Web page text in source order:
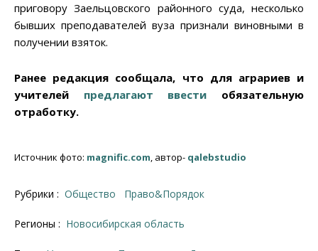
приговору Заельцовского районного суда, несколько
бывших преподавателей вуза признали виновными в
получении взяток.
Ранее редакция сообщала, что для аграриев и
учителей предлагают ввести обязательную
отработку.
Источник фото: magnific.com, автор- qalebstudio
Рубрики : Общество Право&Порядок
Регионы : Новосибирская область